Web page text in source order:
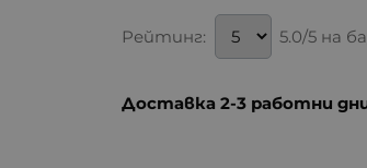
Рейтинг: 5.0/5 на
Доставка 2-3 работни